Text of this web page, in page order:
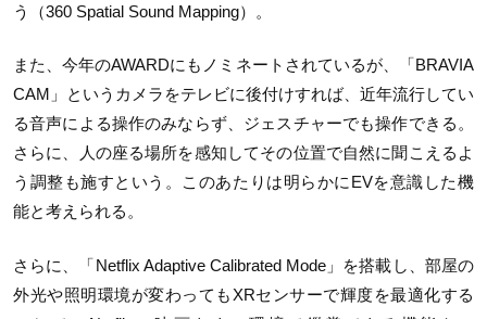
う（360 Spatial Sound Mapping）。
また、今年のAWARDにもノミネートされているが、「BRAVIA
CAM」というカメラをテレビに後付けすれば、近年流行してい
る音声による操作のみならず、ジェスチャーでも操作できる。
さらに、人の座る場所を感知してその位置で自然に聞こえるよ
う調整も施すという。このあたりは明らかにEVを意識した機
能と考えられる。
さらに、「Netflix Adaptive Calibrated Mode」を搭載し、部屋の
外光や照明環境が変わってもXRセンサーで輝度を最適化する